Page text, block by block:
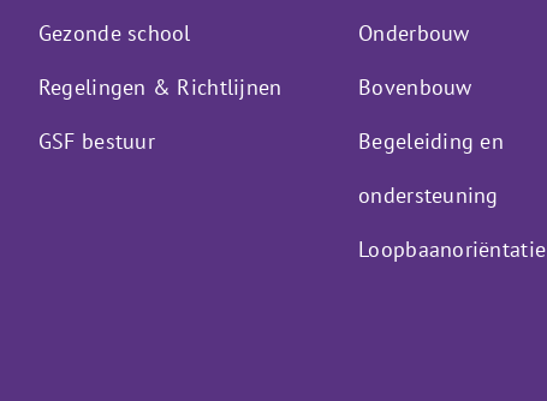
Gezonde school
Regelingen & Richtlijnen
GSF bestuur
Onderbouw
Bovenbouw
Begeleiding en
ondersteuning
Loopbaanoriëntatie